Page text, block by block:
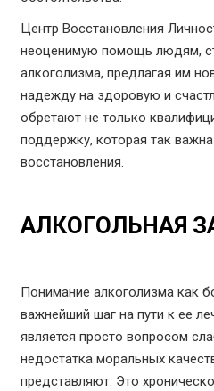
Центр Восстановления
неоценимую помощь людям,
алкоголизма, предлагая им
надежду на здоровую и
обретают не только
поддержку, которая так
восстановления.
АЛКОГОЛЬНАЯ
Понимание алкоголизма как
важнейший шаг на пути к ее
является просто вопросом
недостатка моральных
представляют. Это